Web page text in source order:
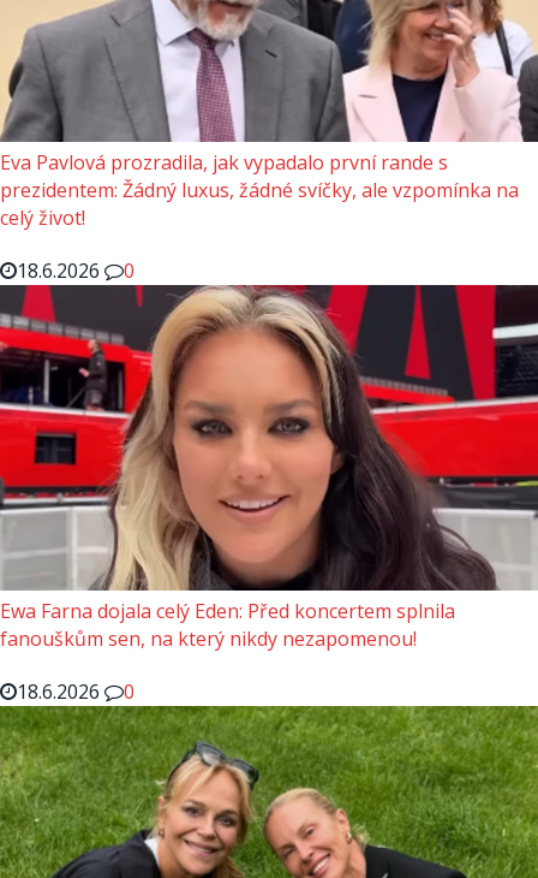
Eva Pavlová prozradila, jak vypadalo první rande s
prezidentem: Žádný luxus, žádné svíčky, ale vzpomínka na
celý život!
18.6.2026
0
Ewa Farna dojala celý Eden: Před koncertem splnila
fanouškům sen, na který nikdy nezapomenou!
18.6.2026
0